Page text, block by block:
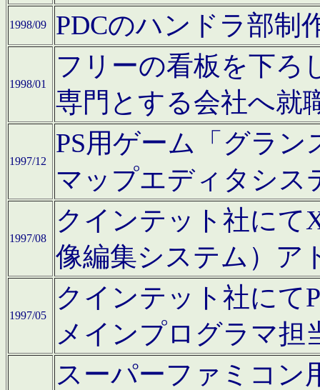
1998/09 PDCのハンドラ部制
1998/01
フリーの看板を下ろ
専門とする会社へ就
1997/12
PS用ゲーム「グラン
マップエディタシス
1997/08
クインテット社にて
像編集システム）ア
1997/05
クインテット社にて
メインプログラマ担
スーパーファミコン